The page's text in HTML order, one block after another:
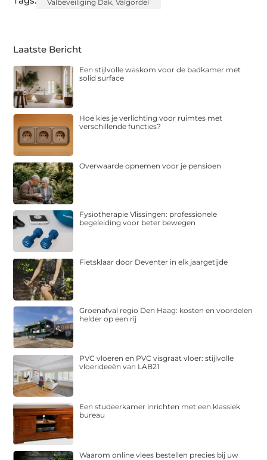
Valbeveiliging Dak,Valgordel
Laatste Bericht
Een stijlvolle waskom voor de badkamer met
solid surface
Hoe kies je verlichting voor ruimtes met
verschillende functies?
Overwaarde opnemen voor je pensioen
Fysiotherapie Vlissingen: professionele
begeleiding voor beter bewegen
Fietsklaar door Deventer in elk jaargetijde
Groenafval regio Den Haag: kosten en voordelen
helder op een rij
PVC vloeren en PVC visgraat vloer: stijlvolle
vloerideeën van LAB21
Een studeerkamer inrichten met een klassiek
bureau
Waarom online vlees bestellen precies bij uw